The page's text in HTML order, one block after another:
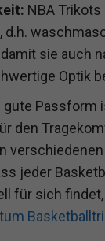
NBA
d.h.
sie auch
Optik
gute Passform
den
jeder
für sich